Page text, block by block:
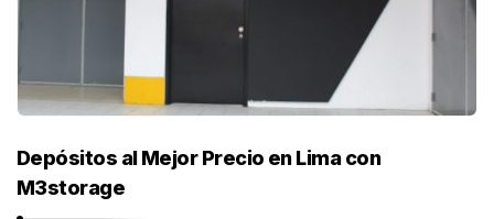
Depósitos al Mejor Precio en Lima con
M3storage